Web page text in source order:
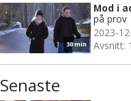
30 min
Mod i
på prov
2023-
Avsnitt: 1
Senaste